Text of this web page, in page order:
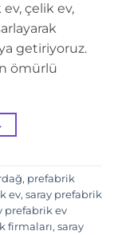
çelik ev,
getiriyoruz.
ömürlü
, prefabrik
ev, saray prefabrik
prefabrik ev
firmaları, saray